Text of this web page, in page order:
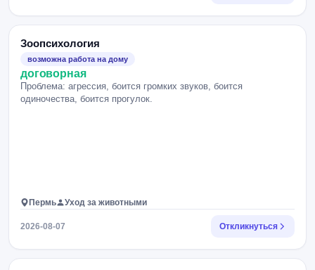
Зоопсихология
возможна работа на дому
договорная
Проблема: агрессия, боится громких звуков, боится
одиночества, боится прогулок.
Пермь Уход за животными
2026-08-07 Откликнуться